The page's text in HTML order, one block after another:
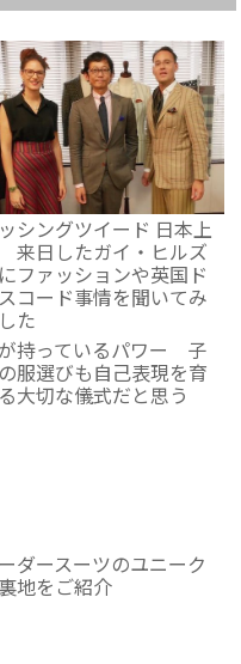
シングツイード 日本上
来日したガイ・ヒルズ
ファッションや英国ド
コード事情を聞いてみ
た
持っているパワー 子
服選びも自己表現を育
大切な儀式だと思う
ダースーツのユニーク
地をご紹介